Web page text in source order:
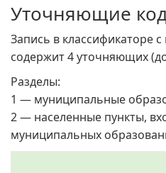
Уточняющие
Запись в классификаторе
содержит 4 уточняющих
Разделы:
1 — муниципальные
2 — населенные пункты,
муниципальных